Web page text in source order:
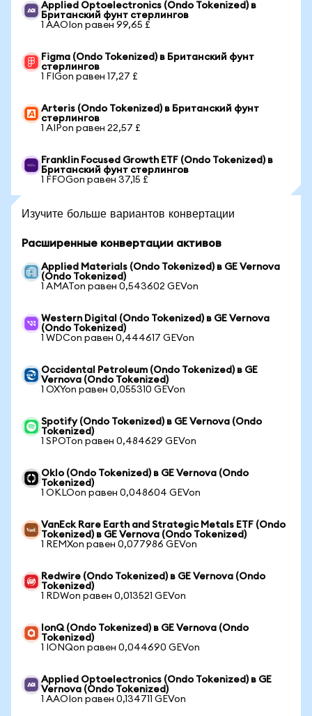
Applied Optoelectronics (Ondo Tokenized) в
Британский фунт стерлингов
1 AAOIon равен 99,65 £
Figma (Ondo Tokenized) в Британский фунт
стерлингов
1 FIGon равен 17,27 £
Arteris (Ondo Tokenized) в Британский фунт
стерлингов
1 AIPon равен 22,57 £
Franklin Focused Growth ETF (Ondo Tokenized) в
Британский фунт стерлингов
1 FFOGon равен 37,15 £
Изучите больше вариантов конвертации
Расширенные конвертации активов
Applied Materials (Ondo Tokenized) в GE Vernova
(Ondo Tokenized)
1 AMATon равен 0,543602 GEVon
Western Digital (Ondo Tokenized) в GE Vernova
(Ondo Tokenized)
1 WDCon равен 0,444617 GEVon
Occidental Petroleum (Ondo Tokenized) в GE
Vernova (Ondo Tokenized)
1 OXYon равен 0,055310 GEVon
Spotify (Ondo Tokenized) в GE Vernova (Ondo
Tokenized)
1 SPOTon равен 0,484629 GEVon
Oklo (Ondo Tokenized) в GE Vernova (Ondo
Tokenized)
1 OKLOon равен 0,048604 GEVon
VanEck Rare Earth and Strategic Metals ETF (Ondo
Tokenized) в GE Vernova (Ondo Tokenized)
1 REMXon равен 0,077986 GEVon
Redwire (Ondo Tokenized) в GE Vernova (Ondo
Tokenized)
1 RDWon равен 0,013521 GEVon
IonQ (Ondo Tokenized) в GE Vernova (Ondo
Tokenized)
1 IONQon равен 0,044690 GEVon
Applied Optoelectronics (Ondo Tokenized) в GE
Vernova (Ondo Tokenized)
1 AAOIon равен 0,134711 GEVon